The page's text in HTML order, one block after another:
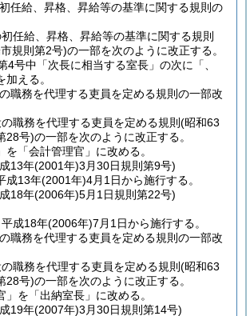
任給、昇格、昇給等の基準に関する規則の
任給、昇格、昇給等の基準に関する規則
規則第2号)の一部を次のように改正する。
4号中「次長に相当する室長」の次に「、
える。
職務を代理する吏員を定める規則の一部改
職務を代理する吏員を定める規則 (昭和63
28号)の一部を次のように改正する。
を「会計管理官」に改める。
13年(2001年)3月30日規則第9号)
成13年(2001年)4月1日から施行する。
18年(2006年)5月1日規則第22号)
成18年(2006年)7月1日から施行する。
職務を代理する吏員を定める規則の一部改
職務を代理する吏員を定める規則 (昭和63
28号)の一部を次のように改正する。
」を「出納室長」に改める。
19年(2007年)3月30日規則第14号)